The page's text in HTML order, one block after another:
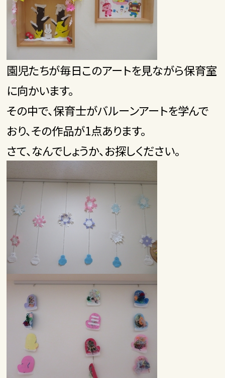
園児たちが毎日このアートを見ながら保育室
に向かいます。
その中で、保育士がバルーンアートを学んで
おり、その作品が1点あります。
さて、なんでしょうか、お探しください。